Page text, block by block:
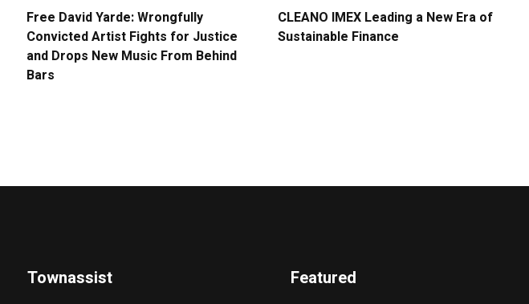
Free David Yarde: Wrongfully
Convicted Artist Fights for Justice
and Drops New Music From Behind
Bars
CLEANO IMEX Leading a New Era of
Sustainable Finance
Townassist Featured